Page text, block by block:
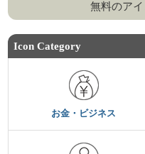
無料のア
Icon Category
お金・ビジネス